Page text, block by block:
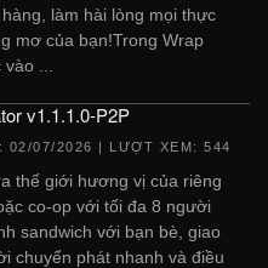
làm hài lòng mọi thực
mơ của bạn!Trong Wrap
...
v1.1.1.0-P2P
02/07/2026 | LƯỢT XEM: 544
thế giới hương vị của riêng
co-op với tối đa 8 người
sandwich với bạn bè, giao
chuyển phát nhanh và điều